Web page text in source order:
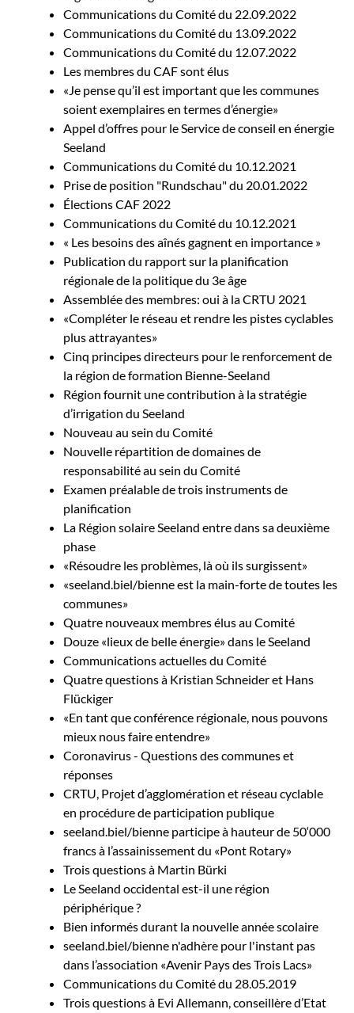
Communications du Comité du 22.09.2022
Communications du Comité du 13.09.2022
Communications du Comité du 12.07.2022
Les membres du CAF sont élus
«Je pense qu’il est important que les communes
soient exemplaires en termes d’énergie»
Appel d’offres pour le Service de conseil en énergie
Seeland
Communications du Comité du 10.12.2021
Prise de position "Rundschau" du 20.01.2022
Élections CAF 2022
Communications du Comité du 10.12.2021
« Les besoins des aînés gagnent en importance »
Publication du rapport sur la planification
régionale de la politique du 3e âge
Assemblée des membres: oui à la CRTU 2021
«Compléter le réseau et rendre les pistes cyclables
plus attrayantes»
Cinq principes directeurs pour le renforcement de
la région de formation Bienne-Seeland
Région fournit une contribution à la stratégie
d’irrigation du Seeland
Nouveau au sein du Comité
Nouvelle répartition de domaines de
responsabilité au sein du Comité
Examen préalable de trois instruments de
planification
La Région solaire Seeland entre dans sa deuxième
phase
«Résoudre les problèmes, là où ils surgissent»
«seeland.biel/bienne est la main-forte de toutes les
communes»
Quatre nouveaux membres élus au Comité
Douze «lieux de belle énergie» dans le Seeland
Communications actuelles du Comité
Quatre questions à Kristian Schneider et Hans
Flückiger
«En tant que conférence régionale, nous pouvons
mieux nous faire entendre»
Coronavirus - Questions des communes et
réponses
CRTU, Projet d’agglomération et réseau cyclable
en procédure de participation publique
seeland.biel/bienne participe à hauteur de 50‘000
francs à l’assainissement du «Pont Rotary»
Trois questions à Martin Bürki
Le Seeland occidental est-il une région
périphérique ?
Bien informés durant la nouvelle année scolaire
seeland.biel/bienne n'adhère pour l'instant pas
dans l’association «Avenir Pays des Trois Lacs»
Communications du Comité du 28.05.2019
Trois questions à Evi Allemann, conseillère d’Etat